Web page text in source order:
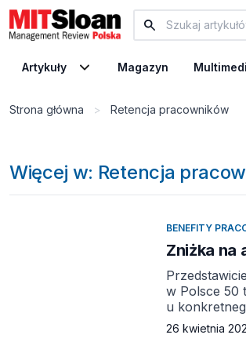
Artykuły Magazyn
Strona główna > Retencja pracowników
Więcej w: Retencja
BENEFITY
Zniżka na
w Polsce 50
u
26 kwietnia